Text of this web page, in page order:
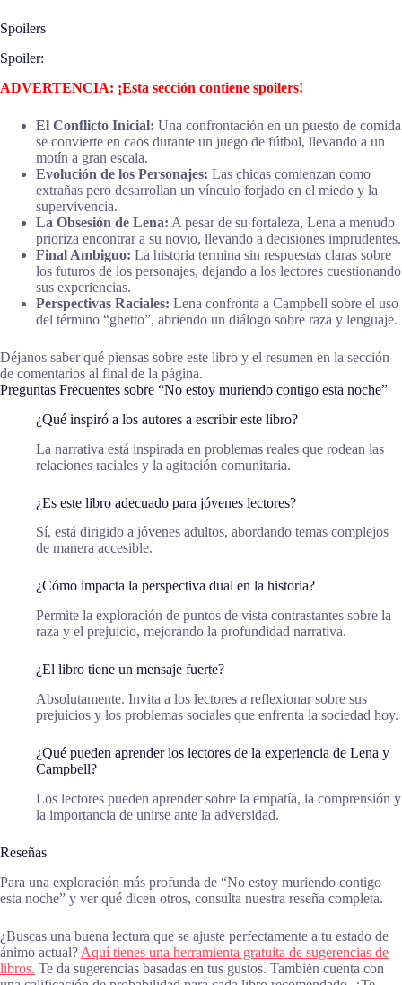
Spoilers
Spoiler:
ADVERTENCIA: ¡Esta sección contiene spoilers!
El Conflicto Inicial: Una confrontación en un puesto de comida
se convierte en caos durante un juego de fútbol, llevando a un
motín a gran escala.
Evolución de los Personajes: Las chicas comienzan como
extrañas pero desarrollan un vínculo forjado en el miedo y la
supervivencia.
La Obsesión de Lena: A pesar de su fortaleza, Lena a menudo
prioriza encontrar a su novio, llevando a decisiones imprudentes.
Final Ambiguo: La historia termina sin respuestas claras sobre
los futuros de los personajes, dejando a los lectores cuestionando
sus experiencias.
Perspectivas Raciales: Lena confronta a Campbell sobre el uso
del término “ghetto”, abriendo un diálogo sobre raza y lenguaje.
Déjanos saber qué piensas sobre este libro y el resumen en la sección
de comentarios al final de la página.
Preguntas Frecuentes sobre “No estoy muriendo contigo esta noche”
¿Qué inspiró a los autores a escribir este libro?
La narrativa está inspirada en problemas reales que rodean las
relaciones raciales y la agitación comunitaria.
¿Es este libro adecuado para jóvenes lectores?
Sí, está dirigido a jóvenes adultos, abordando temas complejos
de manera accesible.
¿Cómo impacta la perspectiva dual en la historia?
Permite la exploración de puntos de vista contrastantes sobre la
raza y el prejuicio, mejorando la profundidad narrativa.
¿El libro tiene un mensaje fuerte?
Absolutamente. Invita a los lectores a reflexionar sobre sus
prejuicios y los problemas sociales que enfrenta la sociedad hoy.
¿Qué pueden aprender los lectores de la experiencia de Lena y
Campbell?
Los lectores pueden aprender sobre la empatía, la comprensión y
la importancia de unirse ante la adversidad.
Reseñas
Para una exploración más profunda de “No estoy muriendo contigo
esta noche” y ver qué dicen otros, consulta nuestra reseña completa.
¿Buscas una buena lectura que se ajuste perfectamente a tu estado de
ánimo actual? Aquí tienes una herramienta gratuita de sugerencias de
libros. Te da sugerencias basadas en tus gustos. También cuenta con